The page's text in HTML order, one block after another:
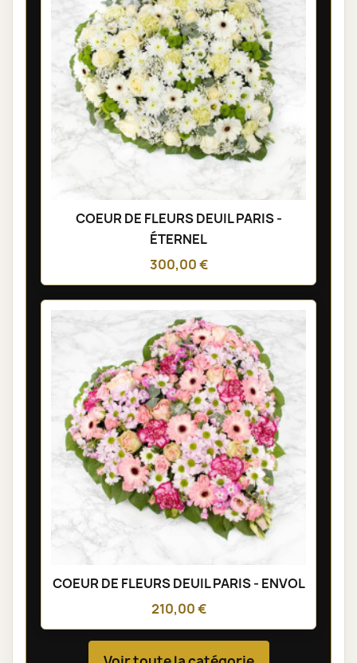
COEUR DE FLEURS DEUIL PARIS -
ÉTERNEL
300,00 €
COEUR DE FLEURS DEUIL PARIS - ENVOL
210,00 €